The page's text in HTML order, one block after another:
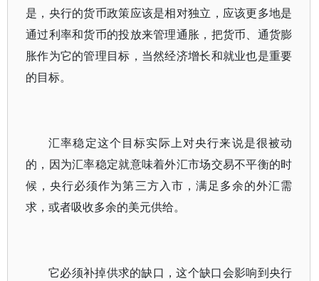
是，央行的货币政策应该是相对独立，应该更多地是
通过利率和货币的投放来管理通胀，把货币、通货膨
胀作为它的管理目标，当然经济增长和就业也是重要
的目标。
汇率稳定这个目标实际上对央行来说是很被动
的，因为汇率稳定就意味着外汇市场交易不平衡的时
候，央行必须作为第三方入市，满足多余的外汇需
求，或者吸收多余的美元供给。
它必须补掉供求的缺口，这个缺口会影响到央行